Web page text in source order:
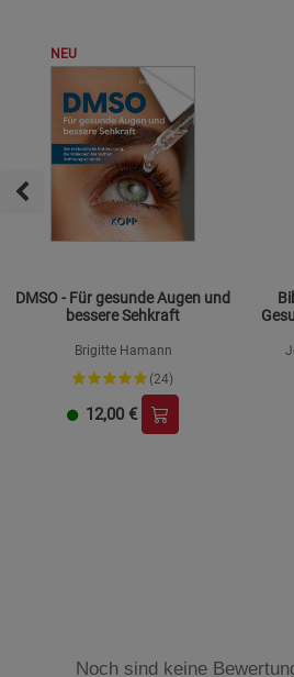
NEU
DMSO - Für gesunde Augen und
bessere Sehkraft
Brigitte Hamann
(24)
12,00 €
Noch sind keine